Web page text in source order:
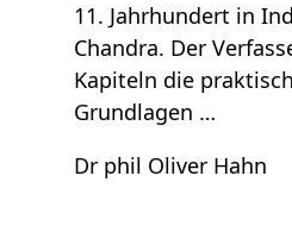
11. Jahrhundert in
Chandra. Der
Kapiteln die
Grundlagen …
Dr phil Oliver Hahn